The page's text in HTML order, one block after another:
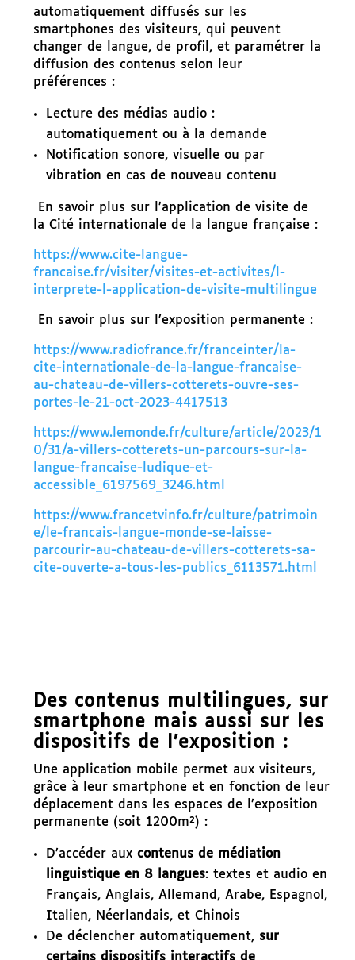
automatiquement diffusés sur les
smartphones des visiteurs, qui peuvent
changer de langue, de profil, et paramétrer la
diffusion des contenus selon leur
préférences :
Lecture des médias audio :
automatiquement ou à la demande
Notification sonore, visuelle ou par
vibration en cas de nouveau contenu
En savoir plus sur l’application de visite de
la Cité internationale de la langue française :
https://www.cite-langue-
francaise.fr/visiter/visites-et-activites/l-
interprete-l-application-de-visite-multilingue
En savoir plus sur l’exposition permanente :
https://www.radiofrance.fr/franceinter/la-
cite-internationale-de-la-langue-francaise-
au-chateau-de-villers-cotterets-ouvre-ses-
portes-le-21-oct-2023-4417513
https://www.lemonde.fr/culture/article/2023/1
0/31/a-villers-cotterets-un-parcours-sur-la-
langue-francaise-ludique-et-
accessible_6197569_3246.html
https://www.francetvinfo.fr/culture/patrimoin
e/le-francais-langue-monde-se-laisse-
parcourir-au-chateau-de-villers-cotterets-sa-
cite-ouverte-a-tous-les-publics_6113571.html
Des contenus multilingues, sur
smartphone mais aussi sur les
dispositifs de l’exposition :
Une application mobile permet aux visiteurs,
grâce à leur smartphone et en fonction de leur
déplacement dans les espaces de l’exposition
permanente (soit 1200m²) :
D’accéder aux contenus de médiation
linguistique en 8 langues: textes et audio en
Français, Anglais, Allemand, Arabe, Espagnol,
Italien, Néerlandais, et Chinois
De déclencher automatiquement, sur
certains dispositifs interactifs de